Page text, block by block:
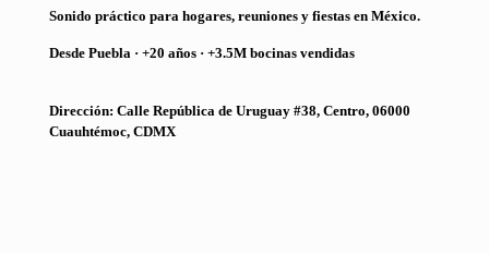
Sonido práctico para hogares, reuniones y fiestas en México.
Desde Puebla · +20 años · +3.5M bocinas vendidas
Dirección: Calle República de Uruguay #38, Centro, 06000
Cuauhtémoc, CDMX